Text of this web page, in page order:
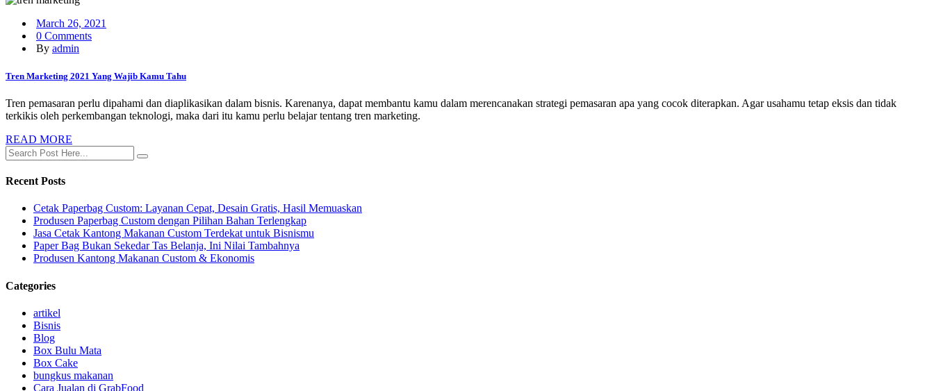
March 26, 2021
0 Comments
By admin
Tren Marketing 2021 Yang Wajib Kamu Tahu
Tren pemasaran perlu dipahami dan diaplikasikan dalam bisnis. Karenanya, dapat membantu kamu dalam merencanakan strategi pemasaran apa yang cocok diterapkan. Agar usahamu tetap eksis dan tidak
terkikis oleh perkembangan teknologi, maka dari itu kamu perlu belajar tentang tren marketing.
READ MORE
Recent Posts
Cetak Paperbag Custom: Layanan Cepat, Desain Gratis, Hasil Memuaskan
Produsen Paperbag Custom dengan Pilihan Bahan Terlengkap
Jasa Cetak Kantong Makanan Custom Terdekat untuk Bisnismu
Paper Bag Bukan Sekedar Tas Belanja, Ini Nilai Tambahnya
Produsen Kantong Makanan Custom & Ekonomis
Categories
artikel
Bisnis
Blog
Box Bulu Mata
Box Cake
bungkus makanan
Cara Jualan di GrabFood